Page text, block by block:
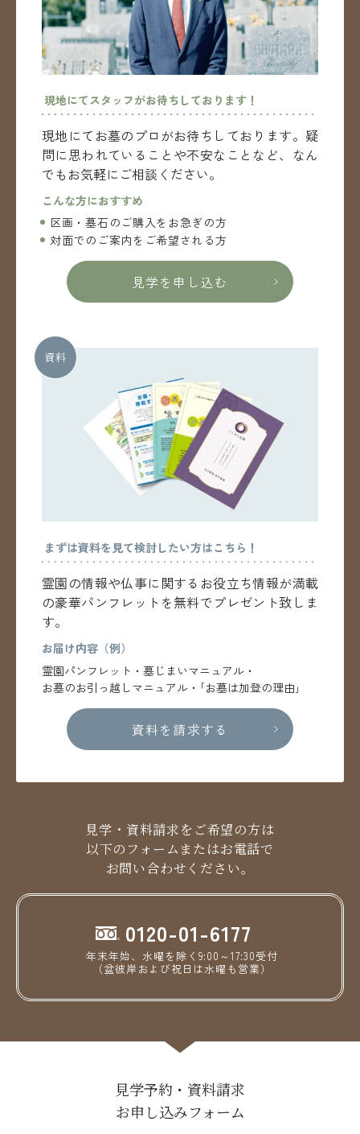
現地にてスタッフがお待ちしております！
現地にてお墓のプロがお待ちしております。 疑
問に思われていることや不安なことなど、 なん
でもお気軽にご相談ください。
こんな方におすすめ
区画・墓石のご購入をお急ぎの方
対面でのご案内をご希望される方
見学を申し込む
資料
まずは資料を見て検討したい方はこちら！
霊園の情報や仏事に関するお役立ち情報が満載
の豪華パンフレットを無料でプレゼント致しま
す。
お届け内容（例）
霊園パンフレット・墓じまいマニュアル・
お墓のお引っ越しマニュアル・｢お墓は加登の理由｣
資料を請求する
見学・資料請求をご希望の方は
以下のフォームまたはお電話で
お問い合わせください。
0120-01-6177
年末年始、水曜を除く9:00～17:30受付
（盆彼岸および祝日は水曜も営業）
見学予約・資料請求
お申し込みフォーム